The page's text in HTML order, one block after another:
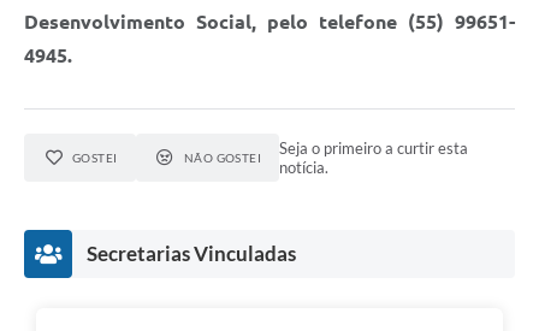
Desenvolvimento Social, pelo telefone (55) 99651-
4945.
GOSTEI NÃO GOSTEI
Seja o primeiro a curtir esta
notícia.
Secretarias Vinculadas